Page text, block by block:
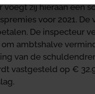
voegt zij hieraan een
voor 2021. De
De inspecteur
ambtshalve
van de
vastgesteld op €